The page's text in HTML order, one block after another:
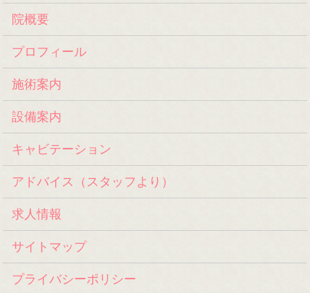
院概要
プロフィール
施術案内
設備案内
キャビテーション
アドバイス（スタッフより）
求人情報
サイトマップ
プライバシーポリシー